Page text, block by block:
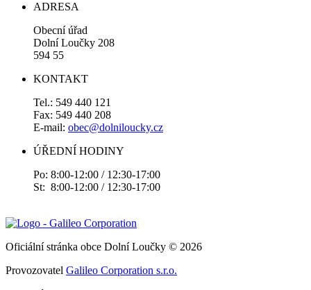
ADRESA
Obecní úřad
Dolní Loučky 208
594 55
KONTAKT
Tel.: 549 440 121
Fax: 549 440 208
E-mail: obec@dolniloucky.cz
ÚŘEDNÍ HODINY
Po: 8:00-12:00 / 12:30-17:00
St: 8:00-12:00 / 12:30-17:00
Oficiální stránka obce Dolní Loučky © 2026
Provozovatel Galileo Corporation s.r.o.